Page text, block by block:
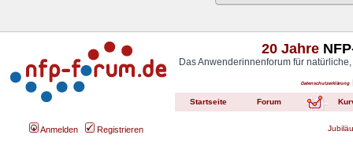
20 Jahre
Das Anwenderinnenforum für
Datenschutzerklärung
Startseite Forum
Anmelden Registrieren